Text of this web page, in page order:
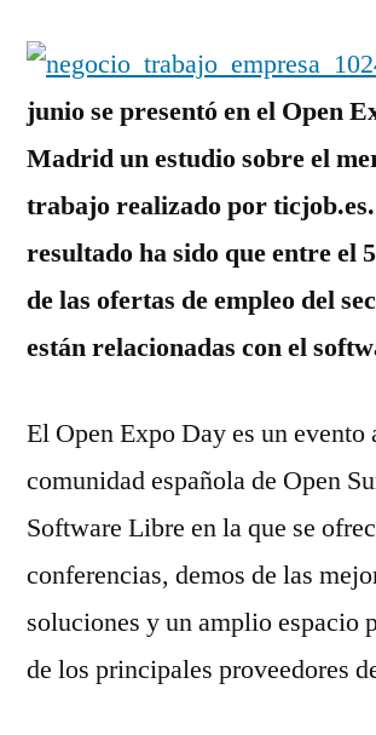
junio se presentó en el Open
Madrid un estudio sobre el
trabajo realizado por
resultado ha sido que entre el
de las ofertas de empleo del
están relacionadas con el
El Open Expo Day es un evento
comunidad española de Open
Software Libre en la que se
conferencias, demos de las
soluciones y un amplio espacio
de los principales proveedores